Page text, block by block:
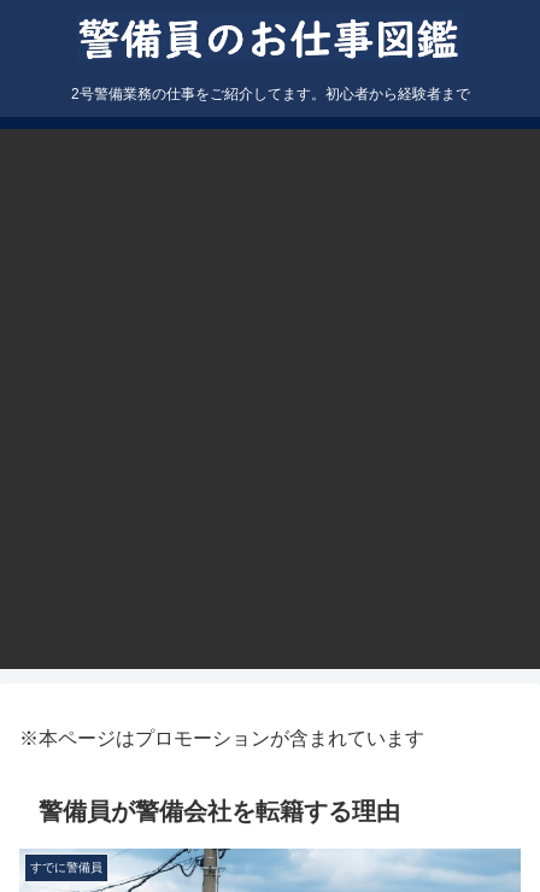
2号警備業務の仕事をご紹介してます。初心者から経験者まで
※本ページはプロモーションが含まれています
警備員が警備会社を転籍する理由
すでに警備員